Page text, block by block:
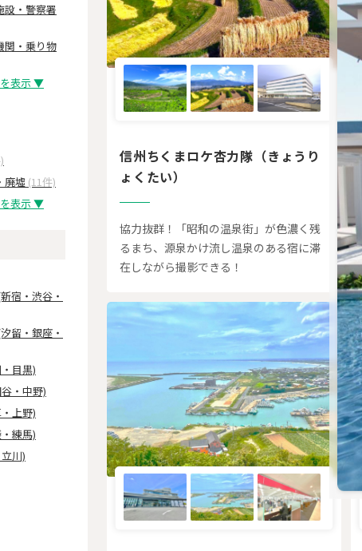
信州ちくまロケ杏力隊（きょうり
ょくたい）
協力抜群！「昭和の温泉街」が色濃く残
るまち、源泉かけ流し温泉のある宿に滞
在しながら撮影できる！
設・警察署
関・乗り物
表示 ▼
廃墟 (11件)
表示 ▼
宿・渋谷・
留・銀座・
目黒)
・中野)
上野)
練馬)
川)